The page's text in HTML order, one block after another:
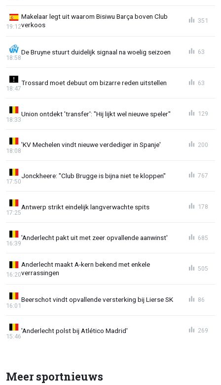
Makelaar legt uit waarom Bisiwu Barça boven Club
verkoos
19:12
351
De Bruyne stuurt duidelijk signaal na woelig seizoen
18:58
63
Trossard moet debuut om bizarre reden uitstellen
18:47
63
Union ontdekt 'transfer': "Hij lijkt wel nieuwe speler"
18:33
129
'KV Mechelen vindt nieuwe verdediger in Spanje'
18:08
200
Jonckheere: "Club Brugge is bijna niet te kloppen"
17:50
767
Antwerp strikt eindelijk langverwachte spits
17:25
178
'Anderlecht pakt uit met zeer opvallende aanwinst'
16:39
685
Anderlecht maakt A-kern bekend met enkele
verrassingen
16:20
505
Beerschot vindt opvallende versterking bij Lierse SK
16:01
86
'Anderlecht polst bij Atlético Madrid'
15:46
269
Meer sportnieuws